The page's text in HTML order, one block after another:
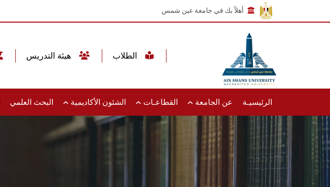
أهلاً بك في جامعة عين شمس
الرئيسيـة عن الجامعة القطاعـات الشئون الأكاديمية البحث العلمي